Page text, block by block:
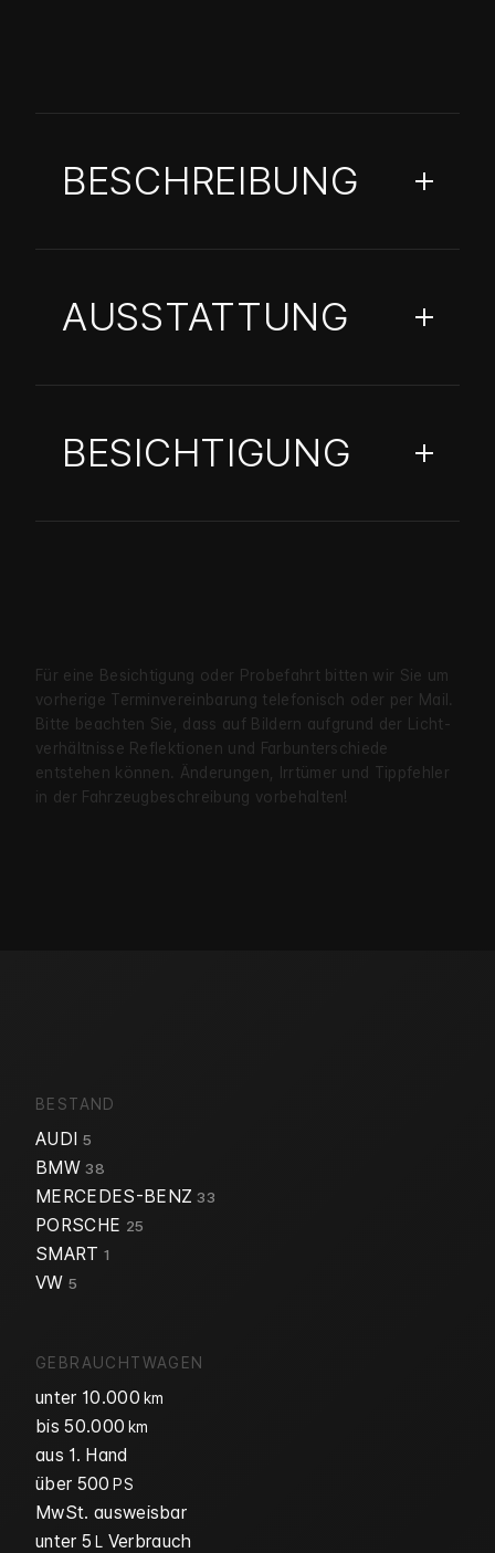
BESCHREIBUNG
AUSSTATTUNG
BESICHTIGUNG
Für eine Besichtigung oder Probe­fahrt bitten wir Sie um
vorherige Termin­verein­barung telefonisch oder per Mail.
Bitte beachten Sie, dass auf Bildern aufgrund der Licht­
verhältnisse Reflekt­ionen und Farb­unter­schiede
entstehen können. Änderungen, Irrtümer und Tipp­fehler
in der Fahrzeug­beschreibung vorbehalten!
BESTAND
AUDI 5
BMW38
MERCEDES-BENZ33
PORSCHE 25
SMART 1
VW 5
GEBRAUCHTWAGEN
unter 10.000 km
bis 50.000 km
aus 1. Hand
über 500 PS
MwSt. ausweisbar
unter 5 L Verbrauch